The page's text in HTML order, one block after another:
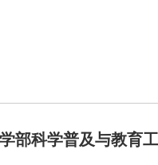
部科学普及与教育